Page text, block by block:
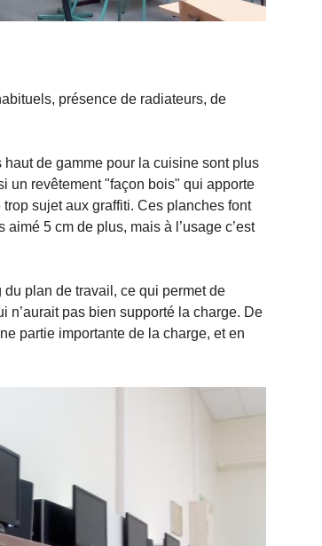
présence de radiateurs, de
de gamme pour la cuisine sont plus
un revêtement "façon bois" qui apporte
sujet aux graffiti. Ces planches font
5 cm de plus, mais à l’usage c’est
du plan de travail, ce qui permet de
n’aurait pas bien supporté la charge. De
partie importante de la charge, et en